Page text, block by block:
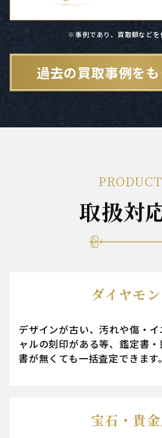
※事例であり、買取額などを
過去の買取事例を
取扱対
ダイヤモ
デザインが古い、汚れや傷・イ
ャルの刻印がある等、鑑定書・
書が無くても一括査定できます。
宝石・貴